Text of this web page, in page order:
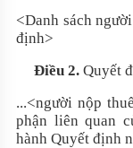
<Danh sách
định>
Điều 2. Quyết
...<người nộp
phận liên quan
hành Quyết định